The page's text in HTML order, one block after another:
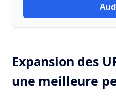
Expansion des
une meilleure